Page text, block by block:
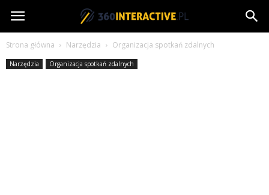
360interactive.pl
Strona główna Narzędzia Organizacja spotkań zdalnych
Narzędzia Organizacja spotkań zdalnych